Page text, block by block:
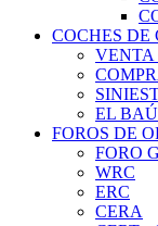
COCHES DE
VENTA
EL
FOROS DE
FORO
WRC
ERC
CERA